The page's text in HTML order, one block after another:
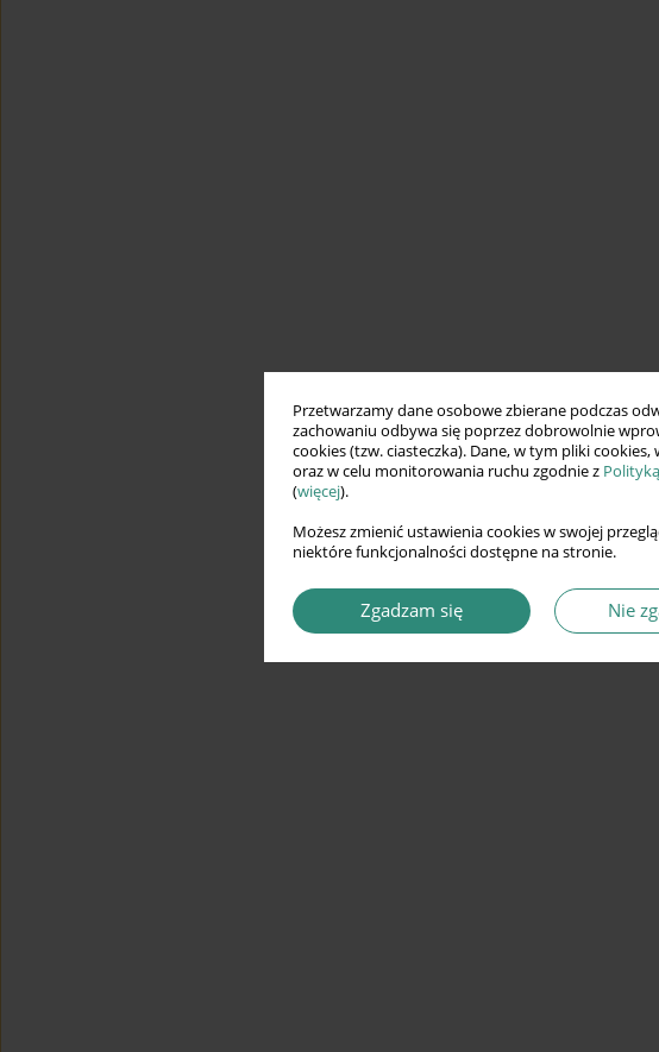
Przetwarzamy dane osobowe zbierane podczas
zachowaniu odbywa się poprzez dobrowolnie
cookies (tzw. ciasteczka). Dane, w tym pliki
oraz w celu monitorowania ruchu zgodnie z
(więcej).
Możesz zmienić ustawienia cookies w swojej
niektóre funkcjonalności dostępne na stronie.
Zgadzam się Nie